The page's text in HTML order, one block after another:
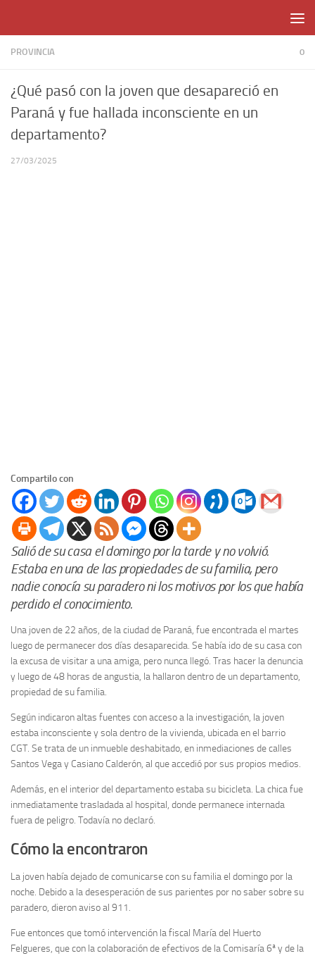
PROVINCIA 0
¿Qué pasó con la joven que desapareció en
Paraná y fue hallada inconsciente en un
departamento?
27/03/2025
Compartilo con
Salió de su casa el domingo por la tarde y no volvió.
Estaba en una de las propiedades de su familia, pero
nadie conocía su paradero ni los motivos por los que había
perdido el conocimiento.
Una joven de 22 años, de la ciudad de Paraná, fue encontrada el martes
luego de permanecer dos días desaparecida. Se había ido de su casa con
la excusa de visitar a una amiga, pero nunca llegó. Tras hacer la denuncia
y luego de 48 horas de angustia, la hallaron dentro de un departamento,
propiedad de su familia.
Según indicaron altas fuentes con acceso a la investigación, la joven
estaba inconsciente y sola dentro de la vivienda, ubicada en el barrio
CGT. Se trata de un inmueble deshabitado, en inmediaciones de calles
Santos Vega y Casiano Calderón, al que accedió por sus propios medios.
Además, en el interior del departamento estaba su bicicleta. La chica fue
inmediatamente trasladada al hospital, donde permanece internada
fuera de peligro. Todavía no declaró.
Cómo la encontraron
La joven había dejado de comunicarse con su familia el domingo por la
noche. Debido a la desesperación de sus parientes por no saber sobre su
paradero, dieron aviso al 911.
Fue entonces que tomó intervención la fiscal María del Huerto
Felgueres, que con la colaboración de efectivos de la Comisaría 6ª y de la